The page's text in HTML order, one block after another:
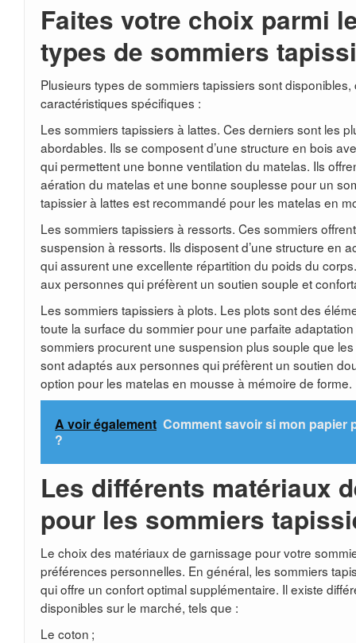
Faites votre choix parmi
types de sommiers
Plusieurs types de sommiers tapissiers sont
caractéristiques spécifiques :
Les sommiers tapissiers à lattes. Ces derniers sont les
abordables. Ils se composent d’une structure en bois
qui permettent une bonne ventilation du matelas. Ils
aération du matelas et une bonne souplesse pour un
tapissier à lattes est recommandé pour les matelas en
Les sommiers tapissiers à ressorts. Ces sommiers
suspension à ressorts. Ils disposent d’une structure en
qui assurent une excellente répartition du poids du
aux personnes qui préfèrent un soutien souple et
Les sommiers tapissiers à plots. Les plots sont des
toute la surface du sommier pour une parfaite
sommiers procurent une suspension plus souple que
sont adaptés aux personnes qui préfèrent un soutien
option pour les matelas en mousse à mémoire de forme.
A voir également Comment savoir si mon papier
?
Les différents matériaux
pour les sommiers
Le choix des matériaux de garnissage pour votre
préférences personnelles. En général, les sommiers
qui offre un confort optimal supplémentaire. Il existe
disponibles sur le marché, tels que :
Le coton ;